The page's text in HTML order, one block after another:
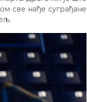
све нађе суграђане